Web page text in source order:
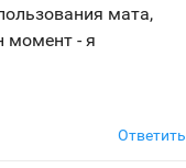
мата,
момент - я
Ответить